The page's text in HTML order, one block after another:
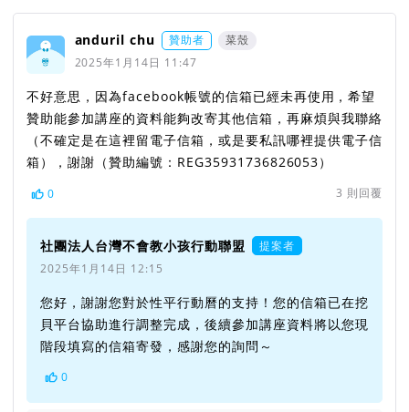
anduril chu 贊助者
菜殼
2025年1月14日 11:47
不好意思，因為facebook帳號的信箱已經未再使用，希望
贊助能參加講座的資料能夠改寄其他信箱，再麻煩與我聯絡
（不確定是在這裡留電子信箱，或是要私訊哪裡提供電子信
箱），謝謝（贊助編號：REG35931736826053）
0 3 則回覆
社團法人台灣不會教小孩行動聯盟
提案者
2025年1月14日 12:15
您好，謝謝您對於性平行動曆的支持！您的信箱已在挖
貝平台協助進行調整完成，後續參加講座資料將以您現
階段填寫的信箱寄發，感謝您的詢問～
0